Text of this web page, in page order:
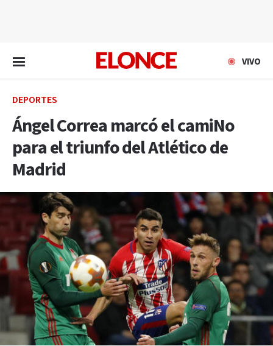
VIVO
DEPORTES
Ángel Correa marcó el camiNo
para el triunfo del Atlético de
Madrid